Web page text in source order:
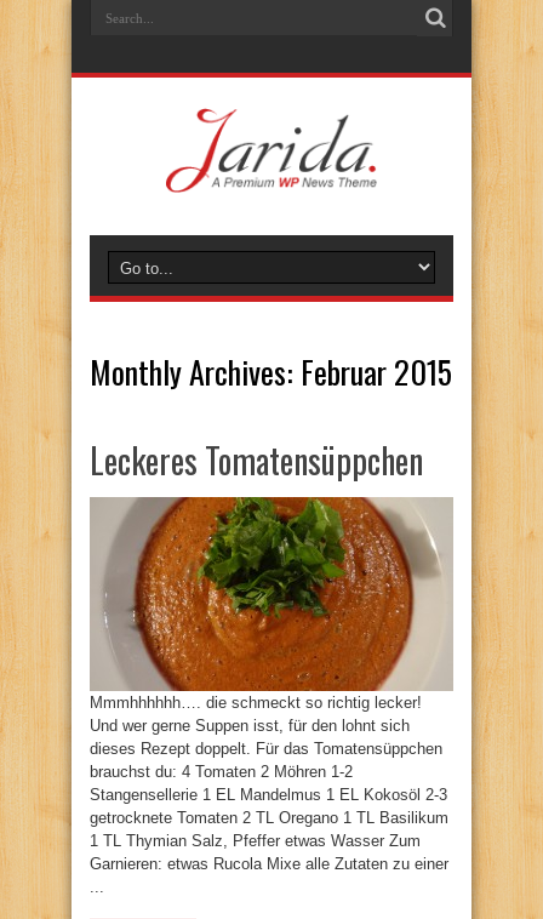
Monthly Archives: Februar 2015
Leckeres Tomatensüppchen
Mmmhhhhhh…. die schmeckt so richtig lecker!
Und wer gerne Suppen isst, für den lohnt sich
dieses Rezept doppelt. Für das Tomatensüppchen
brauchst du: 4 Tomaten 2 Möhren 1-2
Stangensellerie 1 EL Mandelmus 1 EL Kokosöl 2-3
getrocknete Tomaten 2 TL Oregano 1 TL Basilikum
1 TL Thymian Salz, Pfeffer etwas Wasser Zum
Garnieren: etwas Rucola Mixe alle Zutaten zu einer
...